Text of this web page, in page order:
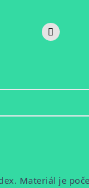
Materiál je